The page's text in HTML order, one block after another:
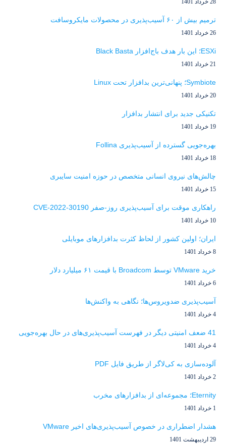
28 خرداد 1401
ترمیم بیش از ۶۰ آسیب‌پذیری در محصولات مایکروسافت
26 خرداد 1401
ESXi؛ این بار هدف باج‌افزار Black Basta
21 خرداد 1401
Symbiote؛ پنهانی‌ترین بدافزار تحت Linux
20 خرداد 1401
تکنیکی جدید برای انتشار بدافزار
19 خرداد 1401
بهره‌جویی گسترده از آسیب‌پذیری Follina
18 خرداد 1401
چالش‌های نیروی انسانی متخصص در حوزه امنیت سایبری
15 خرداد 1401
راهکاری موقت برای آسیب‌پذیری روز-صفر CVE-2022-30190
10 خرداد 1401
ایران؛ اولین کشور از لحاظ کثرت بدافزارهای موبایلی
8 خرداد 1401
خرید VMware توسط Broadcom با قیمت ۶۱ میلیارد دلار
6 خرداد 1401
آسیب‌پذیری ضدویروس‌ها؛ نگاهی به واکنش‌ها
4 خرداد 1401
41 ضعف امنیتی دیگر در فهرست آسیب‌پذیری‌های در حال بهره‌جویی
4 خرداد 1401
آلوده‌سازی به کی‌لاگر از طریق فایل PDF
2 خرداد 1401
Eternity؛ مجموعه‌ای از بدافزارهای مخرب
1 خرداد 1401
هشدار اضطراری در خصوص آسیب‌پذیری‌های اخیر VMware
29 اردیبهشت 1401